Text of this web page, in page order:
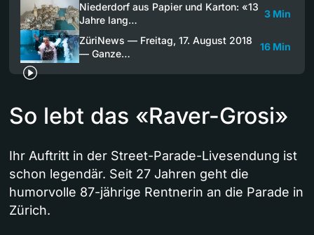
Niederdorf aus Papier und Karton: «13
Jahre lang…
3 Min
ZüriNews — Freitag, 17. August 2018
— Ganze…
16 Min
So lebt das «Raver-Grosi»
Ihr Auftritt in der Street-Parade-Livesendung ist
schon legendär. Seit 27 Jahren geht die
humorvolle 87-jährige Rentnerin an die Parade in
Zürich.